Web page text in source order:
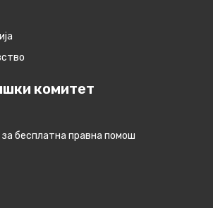
комитет
бесплатна правна помош